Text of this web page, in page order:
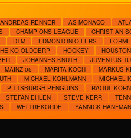
ANDREAS RENNER AS MONACO
CHAMPIONS LEAGUE
CHRISTIAN
DTM EDMONTON OILERS
HEIKO OLDOERP HOCKEY
JOHANNES KNUTH
JUVENTUS
MAINZ 05 MARITA KOCH
MARKUS
MICHAEL KOHLMANN
MICHAEL
PITTSBURGH PENGUINS
RAOUL
STEFAN EHLEN STEVE KERR
WELTREKORDE YANNICK